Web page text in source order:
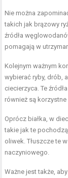
Nie można
takich jak brązowy
źródła
pomagają w
Kolejnym ważnym
wybierać ryby, drób,
ciecierzyca. Te
również są
Oprócz białka, w
takie jak te
oliwek. Tłuszcze te
naczyniowego.
Ważne jest także,